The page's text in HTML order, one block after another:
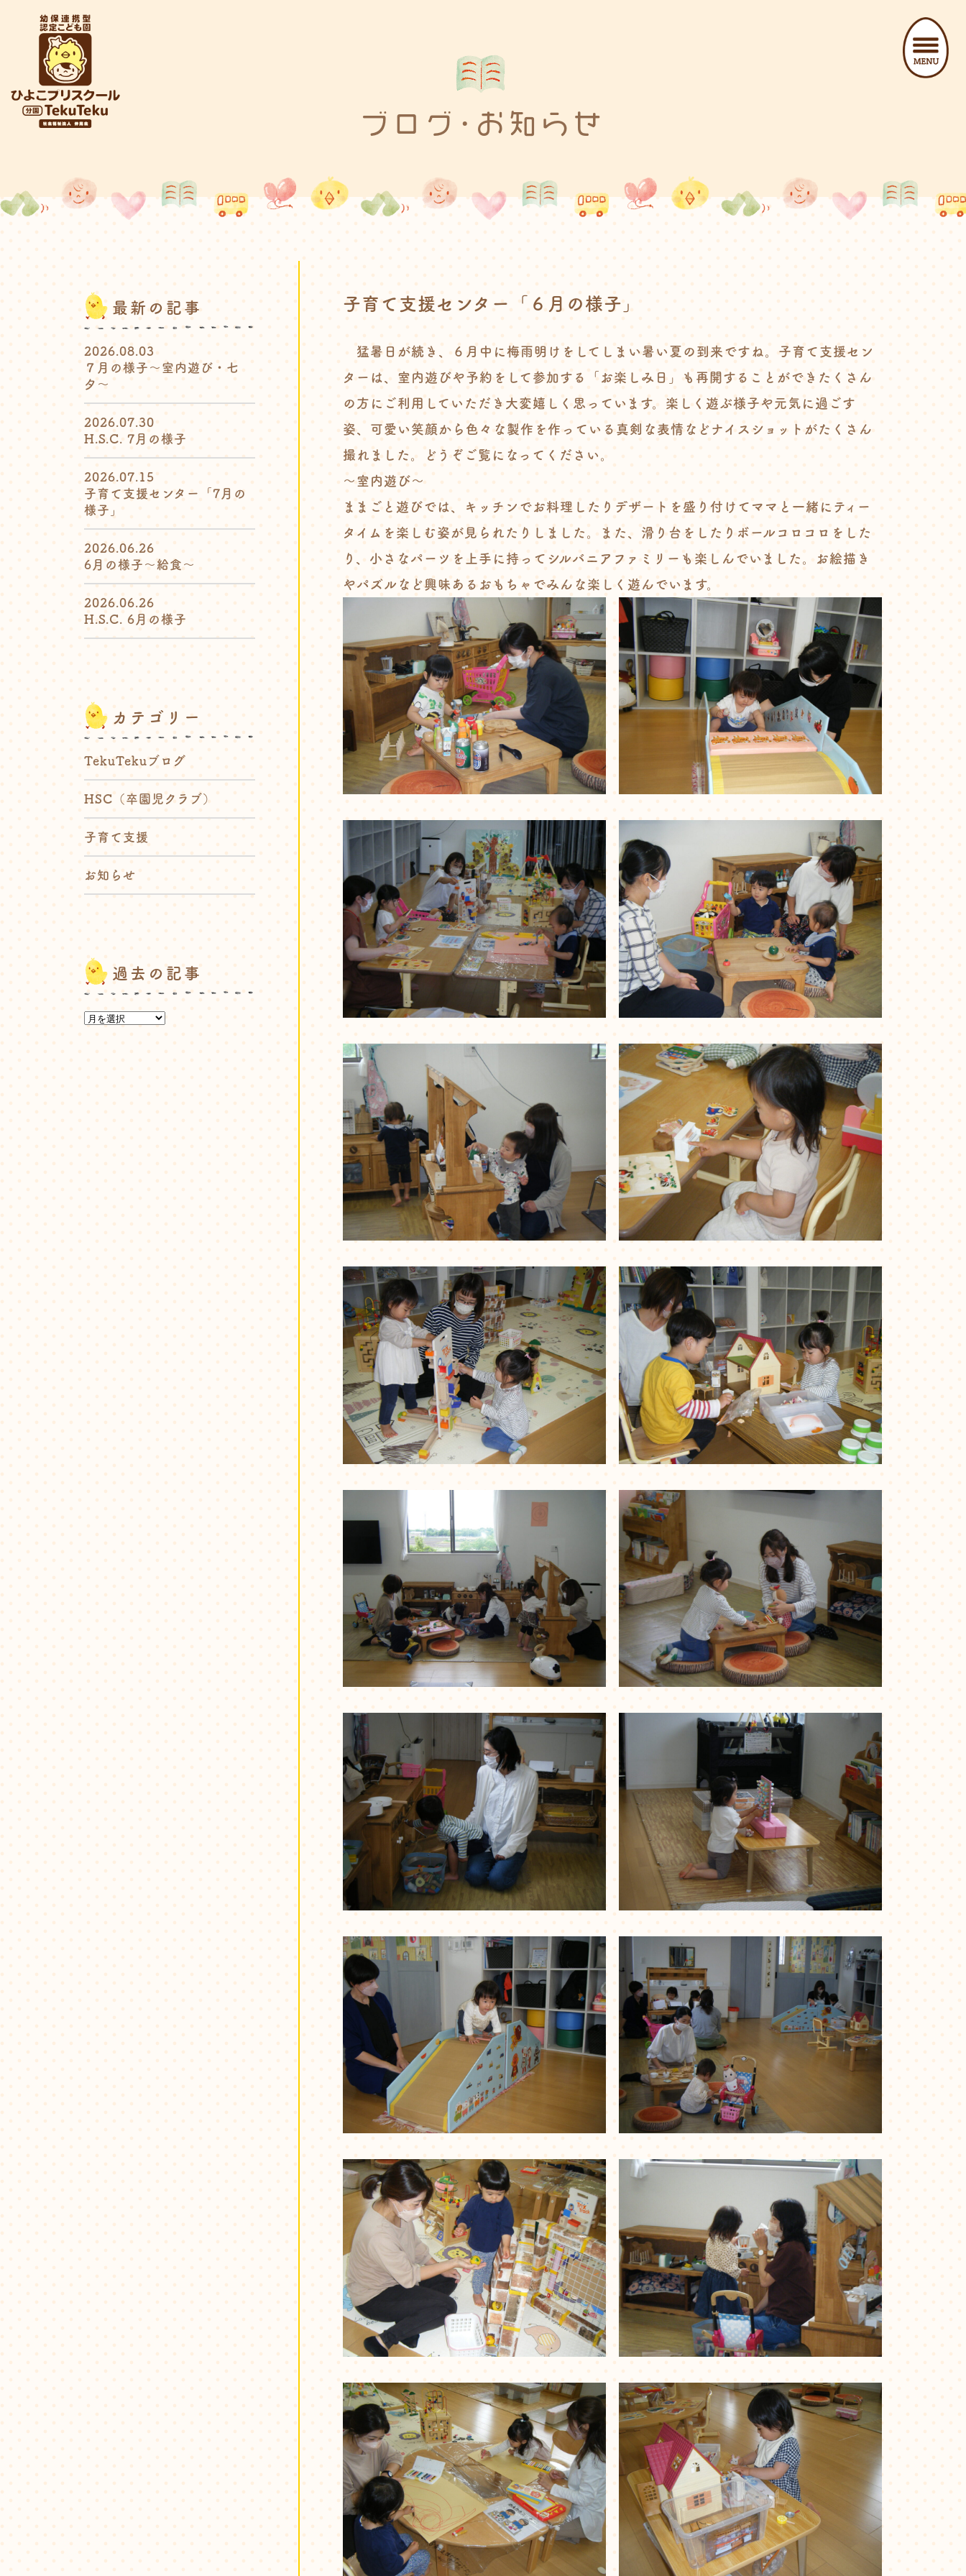
ブログ･お知らせ
子育て支援センター「６月の様子」
猛暑日が続き、６月中に梅雨明けをしてしまい暑い夏の到来ですね。子育て支援セン
ターは、室内遊びや予約をして参加する「お楽しみ日」も再開することができたくさん
の方にご利用していただき大変嬉しく思っています。楽しく遊ぶ様子や元気に過ごす
姿、可愛い笑顔から色々な製作を作っている真剣な表情などナイスショットがたくさん
撮れました。どうぞご覧になってください。
～室内遊び～
ままごと遊びでは、キッチンでお料理したりデザートを盛り付けてママと一緒にティー
タイムを楽しむ姿が見られたりしました。また、滑り台をしたりボールコロコロをした
り、小さなパーツを上手に持ってシルバニアファミリーも楽しんでいました。お絵描き
やパズルなど興味あるおもちゃでみんな楽しく遊んでいます。
最新の記事
2026.08.03
７月の様子〜室内遊び・七
夕〜
2026.07.30
H.S.C. 7月の様子
2026.07.15
子育て支援センター「7月の
様子」
2026.06.26
6月の様子〜給食〜
2026.06.26
H.S.C. 6月の様子
カテゴリー
TekuTekuブログ
HSC（卒園児クラブ）
子育て支援
お知らせ
過去の記事